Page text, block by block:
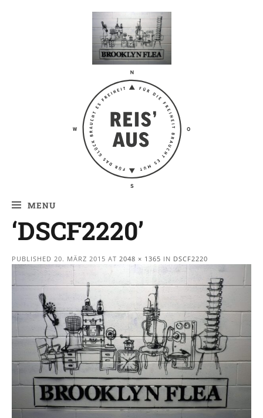
Reis' aus –
Reiseblog
MENU
‘DSCF2220’
PUBLISHED 20. MÄRZ 2015 AT 2048 × 1365 IN DSCF2220